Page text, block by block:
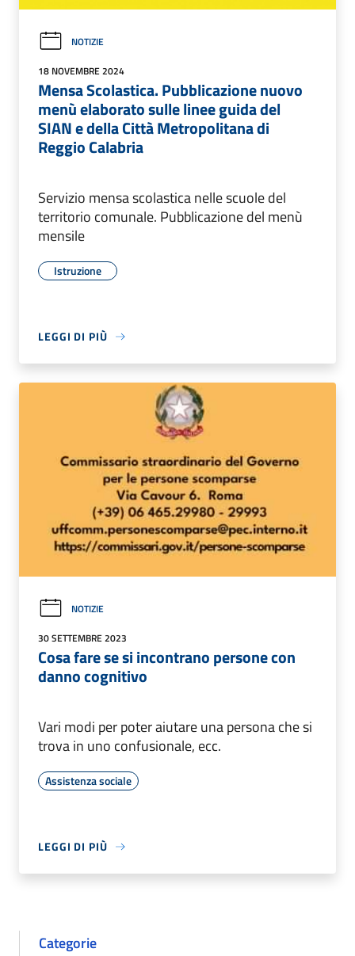
NOTIZIE
18 NOVEMBRE 2024
Mensa Scolastica. Pubblicazione nuovo
menù elaborato sulle linee guida del
SIAN e della Città Metropolitana di
Reggio Calabria
Servizio mensa scolastica nelle scuole del
territorio comunale. Pubblicazione del menù
mensile
Istruzione
LEGGI DI PIÙ
NOTIZIE
30 SETTEMBRE 2023
Cosa fare se si incontrano persone con
danno cognitivo
Vari modi per poter aiutare una persona che si
trova in uno confusionale, ecc.
Assistenza sociale
LEGGI DI PIÙ
Categorie